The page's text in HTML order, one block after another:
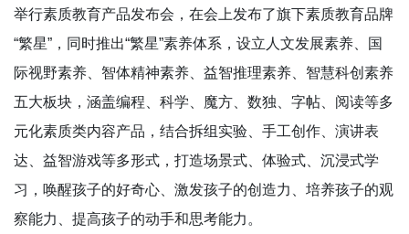
举行素质教育产品发布会，在会上发布了旗下素质教育品牌
“繁星”，同时推出“繁星”素养体系，设立人文发展素养、国
际视野素养、智体精神素养、益智推理素养、智慧科创素养
五大板块，涵盖编程、科学、魔方、数独、字帖、阅读等多
元化素质类内容产品，结合拆组实验、手工创作、演讲表
达、益智游戏等多形式，打造场景式、体验式、沉浸式学
习，唤醒孩子的好奇心、激发孩子的创造力、培养孩子的观
察能力、提高孩子的动手和思考能力。